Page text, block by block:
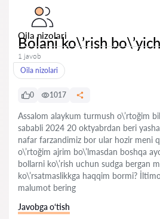
Oila nizolari
Bolani ko\’rish
1 javob
Oila nizolari
0 1017
Assalom alaykum turmush o\’rtoğim
sababli 2024 20 oktyabrdan beri
nafar farzandimiz bor ular hozir meni
o\’rtoğim ajrim bo\’lmasdan boshqa
bollarni ko\’rish uchun sudga bergan
ko\’rsatmaslikkga haqqim bormi?
malumot bering
Javobga o‘tish